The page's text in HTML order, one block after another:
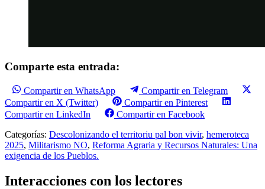
Comparte esta entrada:
Compartir en WhatsApp
Compartir en Telegram
Compartir en X (Twitter)
Compartir en Pinterest
Compartir en LinkedIn
Compartir en Facebook
Categorías: Descolonizando el territoriu pal bon vivir, hemeroteca
2025, Militarismo NO, Reforma Agraria y Recursos Naturales: Una
exigencia de los Pueblos.
Interacciones con los lectores